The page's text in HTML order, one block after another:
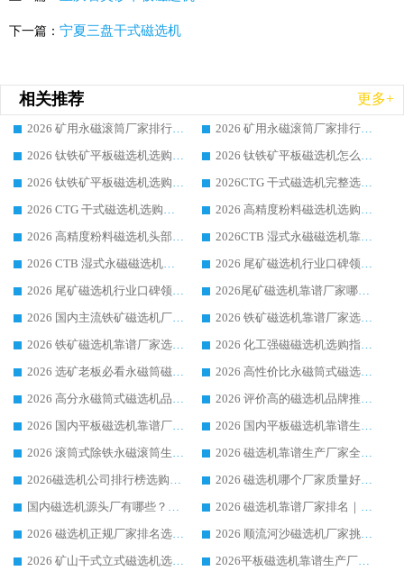
下一篇： 宁夏三盘干式磁选机
相关推荐 更多+
2026 矿用永磁滚筒厂家排行榜选购干货指南 行业口碑标杆华体会手机网页版-华体会(中国) 实力出众
2026 矿用永磁滚筒厂家排行榜选购指南，行业口碑领域强者华体会手机网页版-华体会(中国)
2026 钛铁矿平板磁选机选购全攻略 市场公认优质品牌厂家实力排行榜
2026 钛铁矿平板磁选机怎么选 靠谱生产企业实力排行榜选购参考攻略
2026 钛铁矿平板磁选机选购指南 行业口碑优选品牌生产企业实力排行榜
2026CTG 干式磁选机完整选购指南 行业口碑顶尖靠谱生产龙头厂家实力推荐
2026 CTG 干式磁选机选购指南|行业口碑靠谱生产厂家领域强者推荐
2026 高精度粉料磁选机选购全攻略 行业优质品牌华体会手机网页版-华体会(中国) 实力深度解析
2026 高精度粉料磁选机头部厂家选购指南 行业口碑靠谱品牌推荐 领域强者华体会手机网页版-华体会(中国) 解析
2026CTB 湿式永磁磁选机靠谱厂家实力排行榜 铁矿选矿设备采购全流程选购指南
2026 CTB 湿式永磁磁选机选购指南|行业口碑良好品牌推荐，领域强者华体会手机网页版-华体会(中国)
2026 尾矿磁选机行业口碑领域强者，源头直供国内主流厂家华体会手机网页版-华体会(中国) 一站式服务
2026 尾矿磁选机行业口碑领域强者，源头直供国内主流厂家华体会手机网页版-华体会(中国) 一站式服务
2026尾矿磁选机靠谱厂家哪家好 行业口碑领域强者华体会手机网页版-华体会(中国) 推荐
2026 国内主流铁矿磁选机厂家选购指南|行业口碑好品牌推荐，领域强者华体会手机网页版-华体会(中国)
2026 铁矿磁选机靠谱厂家选购全攻略 行业标杆华体会手机网页版-华体会(中国) 设备性价比出众
2026 铁矿磁选机靠谱厂家选购指南，领域强者华体会手机网页版-华体会(中国) 铁矿磁选机性价比高
2026 化工强磁磁选机选购指南 5 家行业口碑靠谱厂家领域强者推荐
2026 选矿老板必看永磁筒磁选机推荐 行业头部品牌口碑设备选购全攻略
2026 高性价比永磁筒式磁选机品牌盘点 行业强者口碑实测选购完整指南
2026 高分永磁筒式磁选机品牌推荐 选矿设备强者对比测评采购避坑全攻略
2026 评价高的磁选机品牌推荐选购指南，永磁筒式磁选机设备领域强者全景行业口碑解析
2026 国内平板磁选机靠谱厂家排名 行业实测口碑设备按需选购全指南
2026 国内平板磁选机靠谱生产厂家推荐排名|行业口碑选购指南，领域强者按需选设备
2026 滚筒式除铁永磁滚筒生产厂家推荐排名|行业口碑选购指南，领域强者源头厂商精选
2026 磁选机靠谱生产厂家全梳理 分场景选型行业头部品牌选购参考攻略
2026磁选机公司排行榜选购指南|正规源头厂家推荐，领域强者高性价比靠谱信赖品牌
2026 磁选机哪个厂家质量好？十大靠谱磁电企业排名选购指南
国内磁选机源头厂有哪些？2026 综合实力排名与采购避坑技巧
2026 磁选机靠谱厂家排名｜华体会手机网页版-华体会(中国) 高性价比磁选机磁电品牌
2026 磁选机正规厂家排名选购指南|行业口碑信赖品牌推荐性价比高靠谱磁电企业
2026 顺流河沙磁选机厂家挑选攻略 | 业内口碑龙头企业高性价比品牌推荐
2026 矿山干式立式磁选机选型攻略 梳理深耕磁电装备多年靠谱生产厂商
2026平板磁选机靠谱生产厂家选购指南 行业口碑良好品牌推荐 磁电领域实力强者